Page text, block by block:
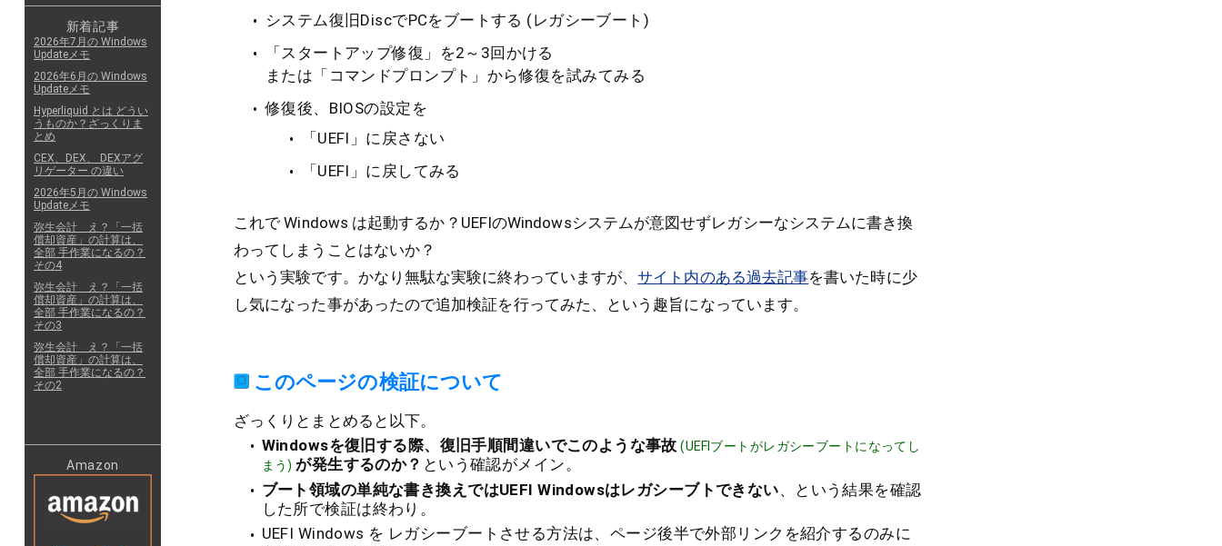
システム復旧DiscでPCをブートする (レガシーブート)
「スタートアップ修復」を2～3回かける
または「コマンドプロンプト」から修復を試みてみる
修復後、BIOSの設定を
「UEFI」に戻さない
「UEFI」に戻してみる
これで Windows は起動するか？UEFIのWindowsシステムが意図せずレガシーなシステムに書き換
わってしまうことはないか？
という実験です。かなり無駄な実験に終わっていますが、サイト内のある過去記事を書いた時に少
し気になった事があったので追加検証を行ってみた、という趣旨になっています。
このページの検証について
ざっくりとまとめると以下。
Windowsを復旧する際、復旧手順間違いでこのような事故 (UEFIブートがレガシーブートになってし
まう)が発生するのか？ という確認がメイン。
ブート領域の単純な書き換えではUEFI Windowsはレガシーブトできない、という結果を確認
した所で検証は終わり。
UEFI Windows を レガシーブートさせる方法は、ページ後半で外部リンクを紹介するのみに
新着記事
2026年7月の Windows
Updateメモ
2026年6月の Windows
Updateメモ
Hyperliquid とは どうい
うものか？ざっくりま
とめ
CEX、DEX、 DEXアグ
リゲーター の違い
2026年5月の Windows
Updateメモ
弥生会計 え？「一括
償却資産」の計算は、
全部 手作業になるの？
その4
弥生会計 え？「一括
償却資産」の計算は、
全部 手作業になるの？
その3
弥生会計 え？「一括
償却資産」の計算は、
全部 手作業になるの？
その2
Amazon